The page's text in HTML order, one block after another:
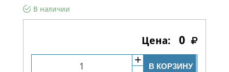
В наличии
0
В КОРЗИНУ